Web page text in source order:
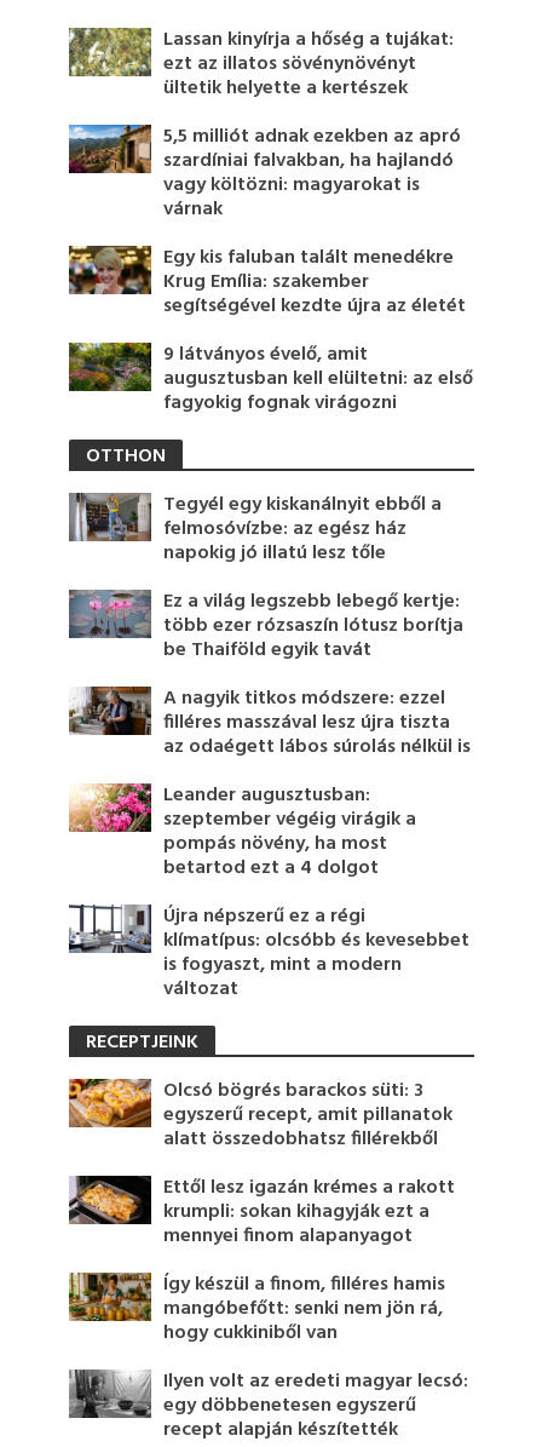
Lassan kinyírja a hőség a tujákat:
ezt az illatos sövénynövényt
ültetik helyette a kertészek
5,5 milliót adnak ezekben az apró
szardíniai falvakban, ha hajlandó
vagy költözni: magyarokat is
várnak
Egy kis faluban talált menedékre
Krug Emília: szakember
segítségével kezdte újra az életét
9 látványos évelő, amit
augusztusban kell elültetni: az első
fagyokig fognak virágozni
OTTHON
Tegyél egy kiskanálnyit ebből a
felmosóvízbe: az egész ház
napokig jó illatú lesz tőle
Ez a világ legszebb lebegő kertje:
több ezer rózsaszín lótusz borítja
be Thaiföld egyik tavát
A nagyik titkos módszere: ezzel
filléres masszával lesz újra tiszta
az odaégett lábos súrolás nélkül is
Leander augusztusban:
szeptember végéig virágik a
pompás növény, ha most
betartod ezt a 4 dolgot
Újra népszerű ez a régi
klímatípus: olcsóbb és kevesebbet
is fogyaszt, mint a modern
változat
RECEPTJEINK
Olcsó bögrés barackos süti: 3
egyszerű recept, amit pillanatok
alatt összedobhatsz fillérekből
Ettől lesz igazán krémes a rakott
krumpli: sokan kihagyják ezt a
mennyei finom alapanyagot
Így készül a finom, filléres hamis
mangóbefőtt: senki nem jön rá,
hogy cukkiniből van
Ilyen volt az eredeti magyar lecsó:
egy döbbenetesen egyszerű
recept alapján készítették